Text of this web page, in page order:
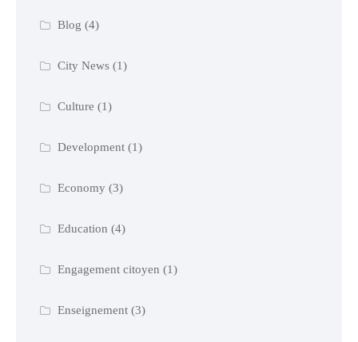
Blog (4)
City News(1)
Culture (1)
Development(1)
Economy (3)
Education (4)
Engagement citoyen (1)
Enseignement(3)